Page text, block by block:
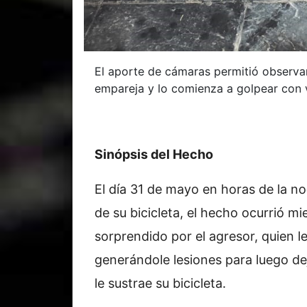
El aporte de cámaras permitió
empareja y lo comienza a golpear con
Sinópsis del Hecho
El día 31 de mayo en horas de la
de su bicicleta, el hecho ocurrió
sorprendido por el agresor, quien
generándole lesiones para luego
le sustrae su bicicleta.